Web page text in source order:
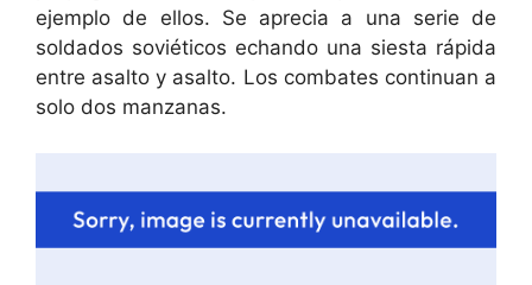
ejemplo de ellos. Se aprecia a una serie de
soldados soviéticos echando una siesta rápida
entre asalto y asalto. Los combates continuan a
solo dos manzanas.